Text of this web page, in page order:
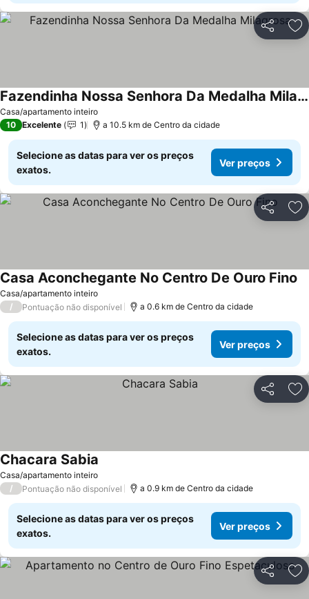
Partilhar
Casa/apartamento inteiro
Fazendinha Nossa Senhora Da Medalha Milagrosa
Ver preços
10 Excelente 1 a 10.5 km de Centro da cidade
Selecione as datas para ver os preços
exatos.
Ver preços
Partilhar
Casa/apartamento inteiro
Casa Aconchegante No Centro De Ouro Fino
/ Pontuação não disponível a 0.6 km de Centro da cidade
Selecione as datas para ver os preços
exatos.
Ver preços
Partilhar
Casa/apartamento inteiro
Chacara Sabia
/ Pontuação não disponível a 0.9 km de Centro da cidade
Selecione as datas para ver os preços
exatos.
Ver preços
Partilhar